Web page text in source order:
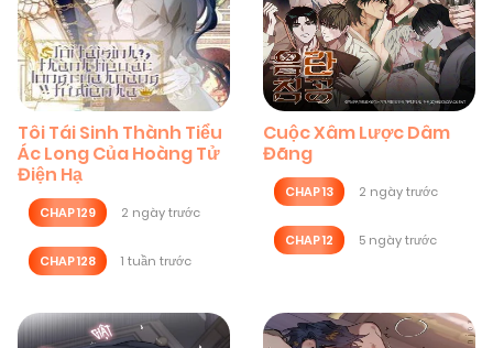
Tôi Tái Sinh Thành Tiểu
Ác Long Của Hoàng Tử
Điện Hạ
CHAP 129 2 ngày trước
CHAP 128 1 tuần trước
Cuộc Xâm Lược Dâm
Đãng
CHAP 13 2 ngày trước
CHAP 12 5 ngày trước